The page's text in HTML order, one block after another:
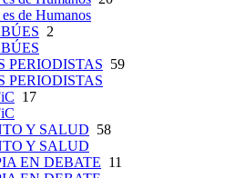
de Humanos
2
PERIODISTAS 59
PERIODISTAS
17
Y SALUD 58
Y SALUD
EN DEBATE 11